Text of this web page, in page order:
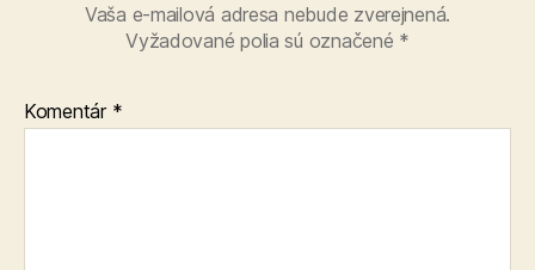
Vaša e-mailová adresa nebude zverejnená.
Vyžadované polia sú označené *
Komentár *